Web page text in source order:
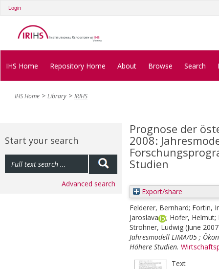
Login
IHS Home Repository Home About Browse Search
IHS Home Library IRIHS
Start your search
Advanced search
Prognose der
2008:
Studien
Export/share
Felderer, Bernhard; Fortin,
Jaroslava
; Hofer, Helmut;
Strohner, Ludwig (June
Jahresmodell LIMA/05 ;
Höhere Studien.
Text